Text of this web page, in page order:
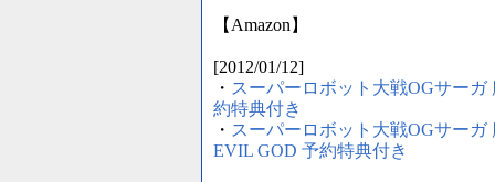
【Amazon】
[2012/01/12]
・ スーパーロボット大戦OGサー
約特典付き
・ スーパーロボット大戦OGサー
EVIL GOD 予約特典付き